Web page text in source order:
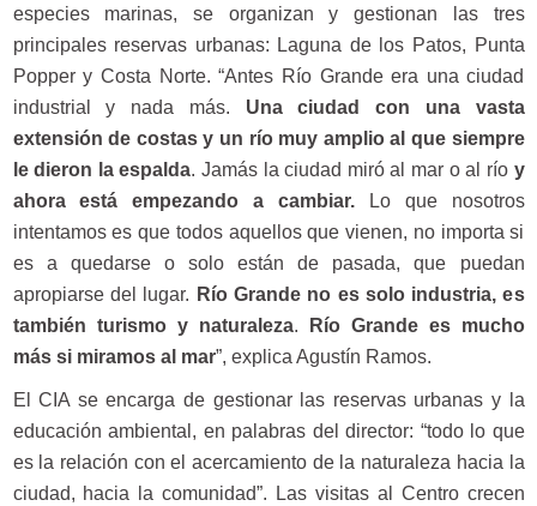
especies marinas, se organizan y gestionan las tres
principales reservas urbanas: Laguna de los Patos, Punta
Popper y Costa Norte. “Antes Río Grande era una ciudad
industrial y nada más. Una ciudad con una vasta
extensión de costas y un río muy amplio al que siempre
le dieron la espalda. Jamás la ciudad miró al mar o al río y
ahora está empezando a cambiar.Lo que nosotros
intentamos es que todos aquellos que vienen, no importa si
es a quedarse o solo están de pasada, que puedan
apropiarse del lugar. Río Grande no es solo industria, es
también turismo y naturaleza.
Río Grande es mucho
más si miramos al mar”, explica Agustín Ramos.
El CIA se encarga de gestionar las reservas urbanas y la
educación ambiental, en palabras del director: “todo lo que
es la relación con el acercamiento de la naturaleza hacia la
ciudad, hacia la comunidad”. Las visitas al Centro crecen